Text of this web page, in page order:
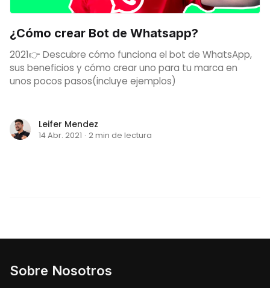
¿Cómo crear Bot de Whatsapp?
2021👉 Descubre cómo funciona el bot de WhatsApp,
sus beneficios y cómo crear uno para tu marca en
unos pocos pasos(incluye ejemplos)
Leifer Mendez
14 Abr. 2021 · 2 min de lectura
Sobre Nosotros